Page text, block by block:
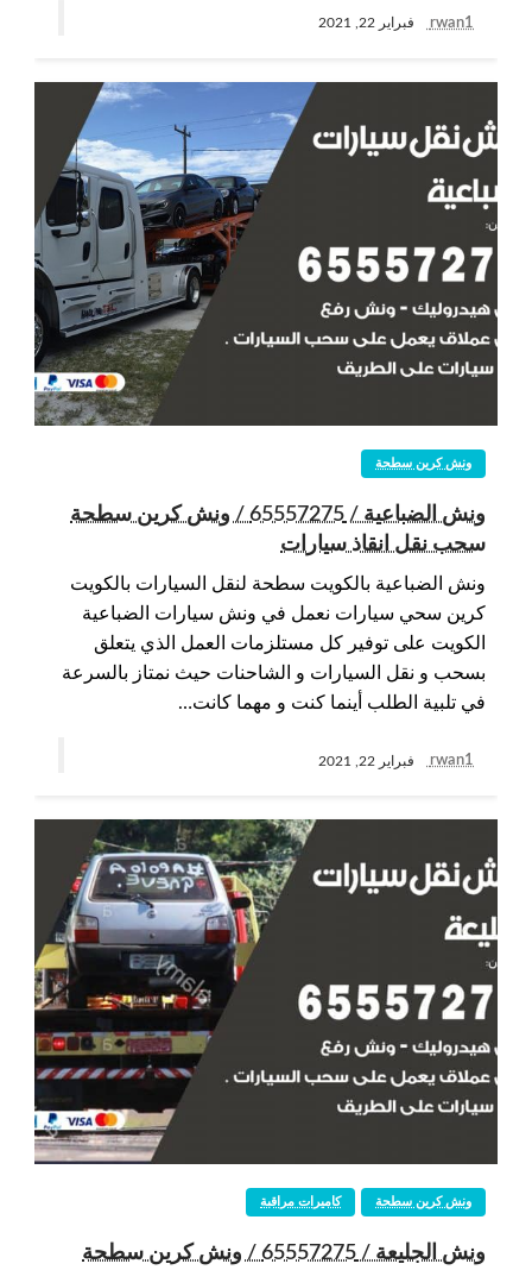
rwan1 فبراير 22, 2021
ونش كرين سطحة
ونش الضباعية / 65557275 / ونش كرين سطحة
سحب نقل انقاذ سيارات
ونش الضباعية بالكويت سطحة لنقل السيارات بالكويت
كرين سحي سيارات نعمل في ونش سيارات الضباعية
الكويت على توفير كل مستلزمات العمل الذي يتعلق
بسحب و نقل السيارات و الشاحنات حيث نمتاز بالسرعة
في تلبية الطلب أينما كنت و مهما كانت…
rwan1 فبراير 22, 2021
كاميرات مراقبة ونش كرين سطحة
ونش الجليعة / 65557275 / ونش كرين سطحة